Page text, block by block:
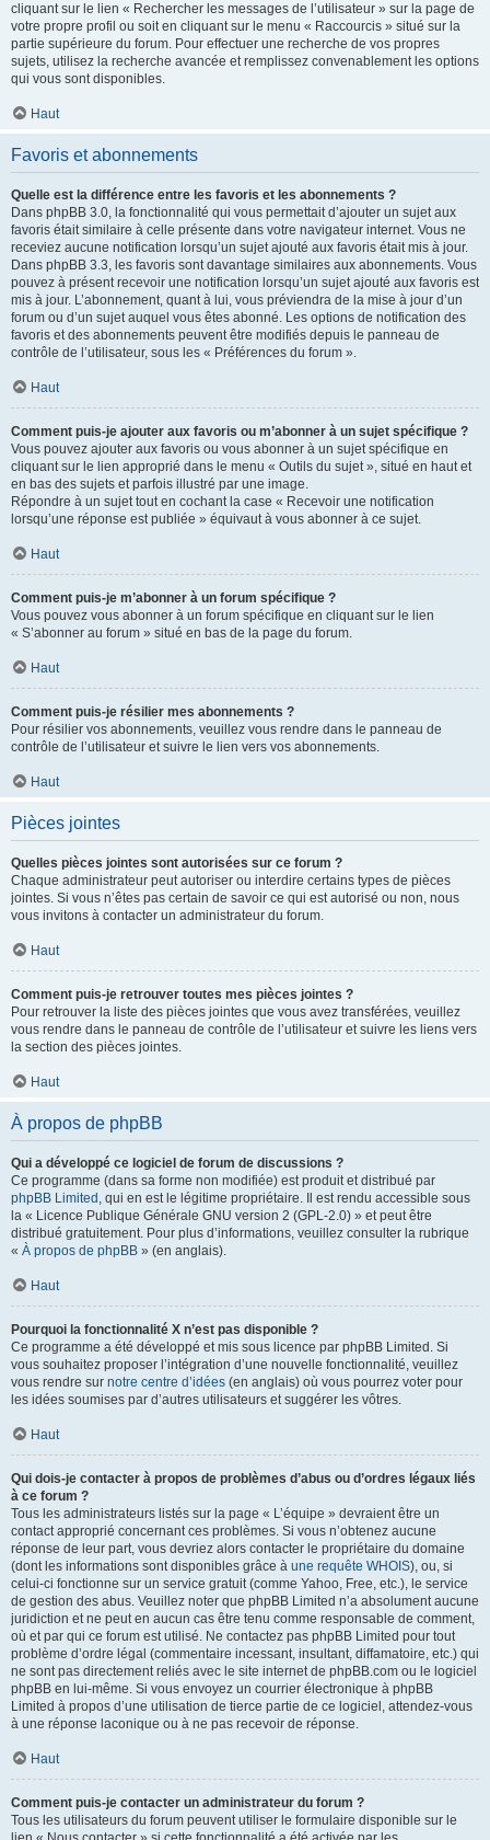
cliquant sur le lien « Rechercher les messages de l’utilisateur » sur la page de
votre propre profil ou soit en cliquant sur le menu « Raccourcis » situé sur la
partie supérieure du forum. Pour effectuer une recherche de vos propres
sujets, utilisez la recherche avancée et remplissez convenablement les options
qui vous sont disponibles.
Haut
Favoris et abonnements
Quelle est la différence entre les favoris et les abonnements ?
Dans phpBB 3.0, la fonctionnalité qui vous permettait d’ajouter un sujet aux
favoris était similaire à celle présente dans votre navigateur internet. Vous ne
receviez aucune notification lorsqu’un sujet ajouté aux favoris était mis à jour.
Dans phpBB 3.3, les favoris sont davantage similaires aux abonnements. Vous
pouvez à présent recevoir une notification lorsqu’un sujet ajouté aux favoris est
mis à jour. L’abonnement, quant à lui, vous préviendra de la mise à jour d’un
forum ou d’un sujet auquel vous êtes abonné. Les options de notification des
favoris et des abonnements peuvent être modifiés depuis le panneau de
contrôle de l’utilisateur, sous les « Préférences du forum ».
Haut
Comment puis-je ajouter aux favoris ou m’abonner à un sujet spécifique ?
Vous pouvez ajouter aux favoris ou vous abonner à un sujet spécifique en
cliquant sur le lien approprié dans le menu « Outils du sujet », situé en haut et
en bas des sujets et parfois illustré par une image.
Répondre à un sujet tout en cochant la case « Recevoir une notification
lorsqu’une réponse est publiée » équivaut à vous abonner à ce sujet.
Haut
Comment puis-je m’abonner à un forum spécifique ?
Vous pouvez vous abonner à un forum spécifique en cliquant sur le lien
« S’abonner au forum » situé en bas de la page du forum.
Haut
Comment puis-je résilier mes abonnements ?
Pour résilier vos abonnements, veuillez vous rendre dans le panneau de
contrôle de l’utilisateur et suivre le lien vers vos abonnements.
Haut
Pièces jointes
Quelles pièces jointes sont autorisées sur ce forum ?
Chaque administrateur peut autoriser ou interdire certains types de pièces
jointes. Si vous n’êtes pas certain de savoir ce qui est autorisé ou non, nous
vous invitons à contacter un administrateur du forum.
Haut
Comment puis-je retrouver toutes mes pièces jointes ?
Pour retrouver la liste des pièces jointes que vous avez transférées, veuillez
vous rendre dans le panneau de contrôle de l’utilisateur et suivre les liens vers
la section des pièces jointes.
Haut
À propos de phpBB
Qui a développé ce logiciel de forum de discussions ?
Ce programme (dans sa forme non modifiée) est produit et distribué par
phpBB Limited , qui en est le légitime propriétaire. Il est rendu accessible sous
la « Licence Publique Générale GNU version 2 (GPL-2.0) » et peut être
distribué gratuitement. Pour plus d’informations, veuillez consulter la rubrique
« À propos de phpBB » (en anglais).
Haut
Pourquoi la fonctionnalité X n’est pas disponible ?
Ce programme a été développé et mis sous licence par phpBB Limited. Si
vous souhaitez proposer l’intégration d’une nouvelle fonctionnalité, veuillez
vous rendre sur notre centre d’idées (en anglais) où vous pourrez voter pour
les idées soumises par d’autres utilisateurs et suggérer les vôtres.
Haut
Qui dois-je contacter à propos de problèmes d’abus ou d’ordres légaux liés
à ce forum ?
Tous les administrateurs listés sur la page « L’équipe » devraient être un
contact approprié concernant ces problèmes. Si vous n’obtenez aucune
réponse de leur part, vous devriez alors contacter le propriétaire du domaine
(dont les informations sont disponibles grâce à une requête WHOIS), ou, si
celui-ci fonctionne sur un service gratuit (comme Yahoo, Free, etc.), le service
de gestion des abus. Veuillez noter que phpBB Limited n’a absolument aucune
juridiction et ne peut en aucun cas être tenu comme responsable de comment,
où et par qui ce forum est utilisé. Ne contactez pas phpBB Limited pour tout
problème d’ordre légal (commentaire incessant, insultant, diffamatoire, etc.) qui
ne sont pas directement reliés avec le site internet de phpBB.com ou le logiciel
phpBB en lui-même. Si vous envoyez un courrier électronique à phpBB
Limited à propos d’une utilisation de tierce partie de ce logiciel, attendez-vous
à une réponse laconique ou à ne pas recevoir de réponse.
Haut
Comment puis-je contacter un administrateur du forum ?
Tous les utilisateurs du forum peuvent utiliser le formulaire disponible sur le